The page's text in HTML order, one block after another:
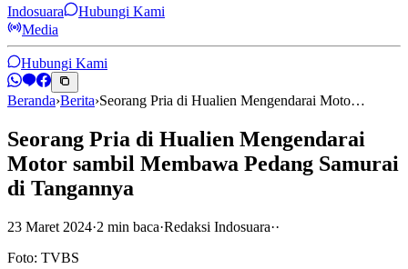
Indosuara
Hubungi Kami
Media
Hubungi Kami
Beranda›Berita›Seorang Pria di Hualien Mengendarai Moto…
Seorang Pria di Hualien Mengendarai
Motor sambil Membawa Pedang Samurai
di Tangannya
23 Maret 2024·2 min baca·Redaksi Indosuara··
Foto: TVBS